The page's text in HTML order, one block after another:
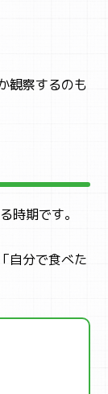
観察するのも
時期です。
自分で食べた